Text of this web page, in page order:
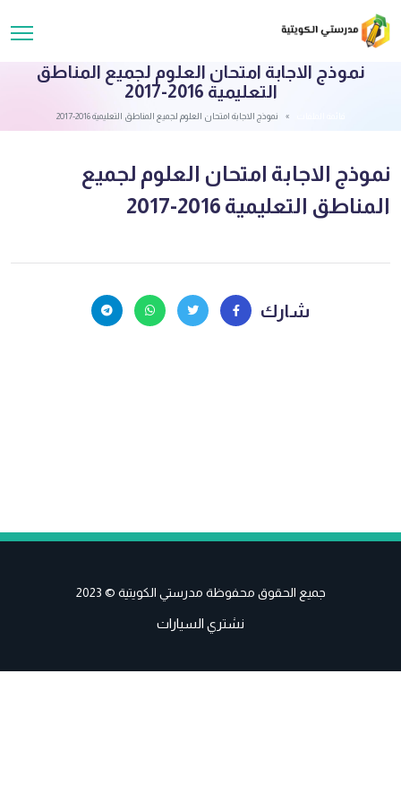
نموذج الاجابة امتحان العلوم لجميع المناطق
التعليمية 2016-2017
نموذج الاجابة امتحان العلوم لجميع المناطق التعليمية 2016-2017
نموذج الاجابة امتحان العلوم لجميع
المناطق التعليمية 2016-2017
شارك
جميع الحقوق محفوظة مدرستي الكويتية © 2023
نشتري السيارات